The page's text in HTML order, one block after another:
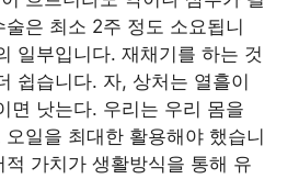
은 최소 2주 정도 소요됩니
일부입니다. 재채기를 하는 것
쉽습니다. 자, 상처는 열흘이
면 낫는다. 우리는 우리 몸을
일을 최대한 활용해야 했습니
가치가 생활방식을 통해 유